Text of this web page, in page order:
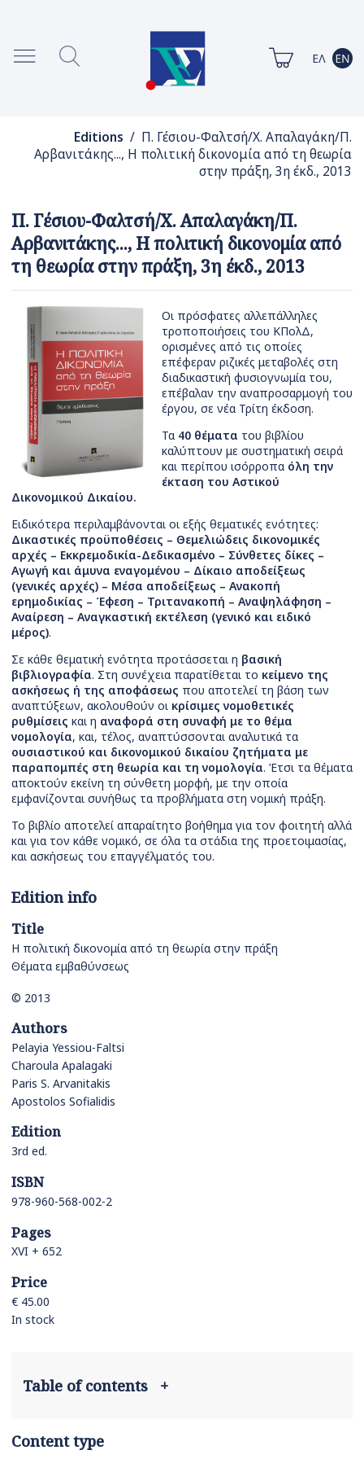
Editions / Π. Γέσιου-Φαλτσή/Χ. Απαλαγάκη/Π.
Αρβανιτάκης..., Η πολιτική δικονομία από τη θεωρία
στην πράξη, 3η έκδ., 2013
Π. Γέσιου-Φαλτσή/Χ. Απαλαγάκη/Π.
Αρβανιτάκης..., Η πολιτική δικονομία από
τη θεωρία στην πράξη, 3η έκδ., 2013
Οι πρόσφατες αλλεπάλληλες
τροποποιήσεις του ΚΠολΔ,
ορισμένες από τις οποίες
επέφεραν ριζικές μεταβολές στη
διαδικαστική φυσιογνωμία του,
επέβαλαν την αναπροσαρμογή του
έργου, σε νέα Τρίτη έκδοση.
Τα 40 θέματα του βιβλίου
καλύπτουν με συστηματική σειρά
και περίπου ισόρροπα όλη την
έκταση του Αστικού
Δικονομικού Δικαίου.
Ειδικότερα περιλαμβάνονται οι εξής θεματικές ενότητες:
Δικαστικές προϋποθέσεις – Θεμελιώδεις δικονομικές
αρχές – Εκκρεμοδικία-Δεδικασμένο – Σύνθετες δίκες –
Αγωγή και άμυνα εναγομένου – Δίκαιο αποδείξεως
(γενικές αρχές) – Μέσα αποδείξεως – Ανακοπή
ερημοδικίας – Έφεση – Τριτανακοπή – Αναψηλάφηση –
Αναίρεση – Αναγκαστική εκτέλεση (γενικό και ειδικό
μέρος).
Σε κάθε θεματική ενότητα προτάσσεται η βασική
βιβλιογραφία. Στη συνέχεια παρατίθεται το κείμενο της
ασκήσεως ή της αποφάσεως που αποτελεί τη βάση των
αναπτύξεων, ακολουθούν οι κρίσιμες νομοθετικές
ρυθμίσεις και η αναφορά στη συναφή με το θέμα
νομολογία, και, τέλος, αναπτύσσονται αναλυτικά τα
ουσιαστικού και δικονομικού δικαίου ζητήματα με
παραπομπές στη θεωρία και τη νομολογία. Έτσι τα θέματα
αποκτούν εκείνη τη σύνθετη μορφή, με την οποία
εμφανίζονται συνήθως τα προβλήματα στη νομική πράξη.
Το βιβλίο αποτελεί απαραίτητο βοήθημα για τον φοιτητή αλλά
και για τον κάθε νομικό, σε όλα τα στάδια της προετοιμασίας,
και ασκήσεως του επαγγέλματός του.
Edition info
Title
Η πολιτική δικονομία από τη θεωρία στην πράξη
Θέματα εμβαθύνσεως
© 2013
Authors
Pelayia Yessiou-Faltsi
Charoula Apalagaki
Paris S. Arvanitakis
Apostolos Sofialidis
Edition
3rd ed.
ISBN
978-960-568-002-2
Pages
XVI + 652
Price
€ 45.00
In stock
Table of contents +
Content type